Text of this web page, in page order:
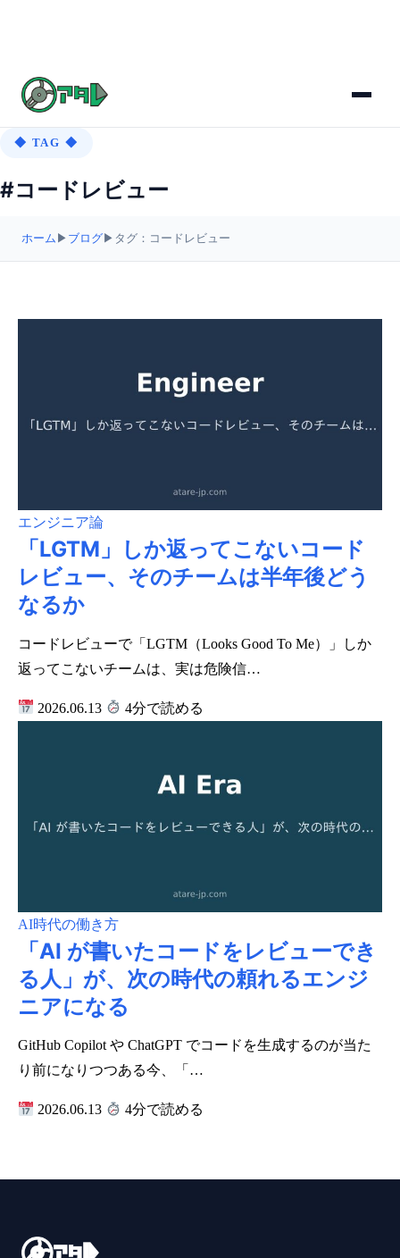
◆ TAG ◆
#コードレビュー
ホーム ▶ ブログ▶ タグ：コードレビュー
エンジニア論
「LGTM」しか返ってこないコード
レビュー、そのチームは半年後どう
なるか
コードレビューで「LGTM（Looks Good To Me）」しか
返ってこないチームは、実は危険信…
2026.06.13 4分で読める
AI時代の働き方
「AI が書いたコードをレビューでき
る人」が、次の時代の頼れるエンジ
ニアになる
GitHub Copilot や ChatGPT でコードを生成するのが当た
り前になりつつある今、「…
2026.06.13 4分で読める